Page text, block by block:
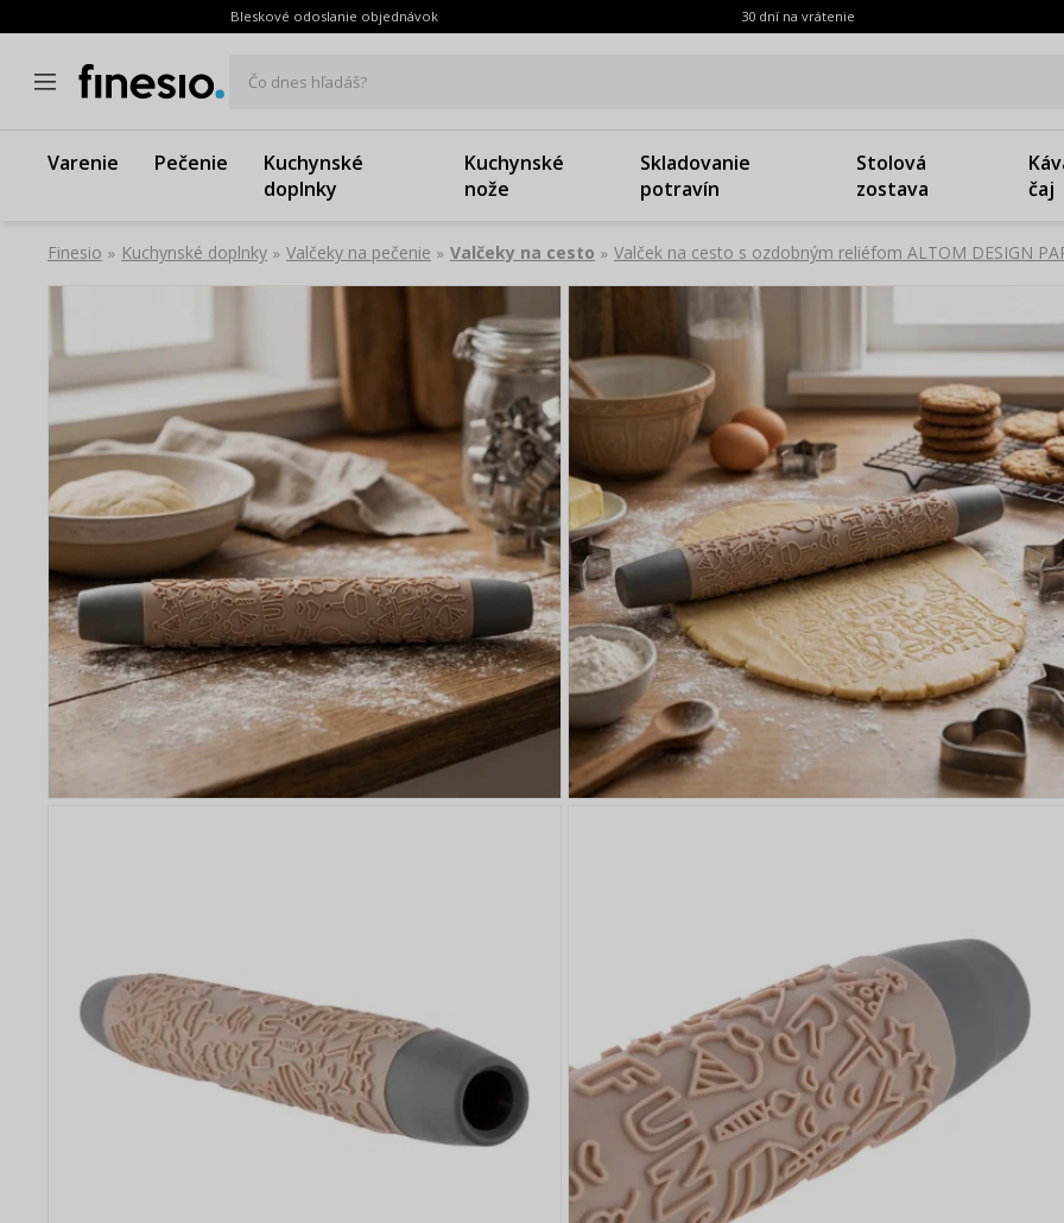
Bleskové odoslanie objednávok 30 dní na vrátenie
Čo dnes hľadáš?
Varenie Pečenie
Kuchynské
doplnky
Kuchynské
nože
Skladovanie
potravín
Stolová
zostava
čaj
Finesio » Kuchynské doplnky » Valčeky na pečenie » Valčeky na cesto » Valček na cesto s ozdobným reliéfom ALTOM DESIGN